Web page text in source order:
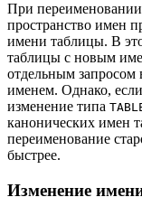
При переименовании
пространство имен
имени таблицы. В
таблицы с новым
отдельным запросом
именем. Однако,
изменение типа
канонических имен
переименование
быстрее.
Изменение